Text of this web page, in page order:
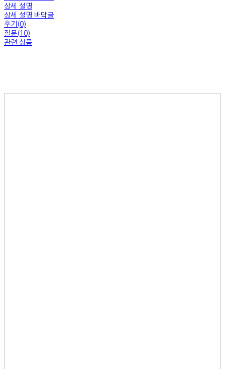
상세 설명
상세 설명 바닥글
후기(0)
질문(10)
관련 상품